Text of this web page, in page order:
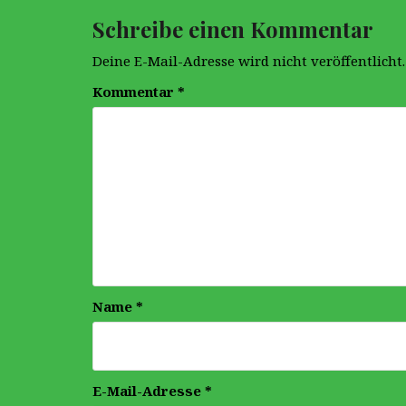
Schreibe einen Kommentar
Deine E-Mail-Adresse wird nicht veröffentlicht.
Kommentar *
Name *
E-Mail-Adresse *